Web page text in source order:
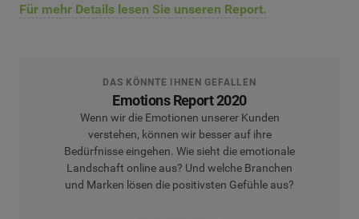
Für mehr Details lesen Sie unseren Report.
DAS KÖNNTE IHNEN GEFALLEN
Emotions Report 2020
Wenn wir die Emotionen unserer Kunden
verstehen, können wir besser auf ihre
Bedürfnisse eingehen. Wie sieht die emotionale
Landschaft online aus? Und welche Branchen
und Marken lösen die positivsten Gefühle aus?